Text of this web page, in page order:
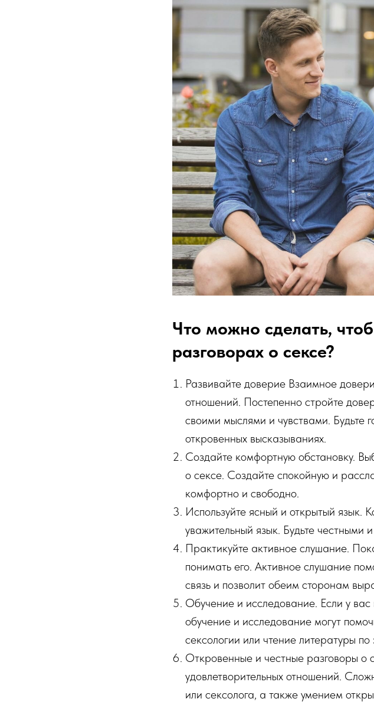
Что можно сделать,
разговорах о сексе?
Развивайте доверие Взаимное
отношений. Постепенно стройте
своими мыслями и чувствами. Будьте
откровенных высказываниях.
Создайте комфортную обстановку.
о сексе. Создайте спокойную и
комфортно и свободно.
Используйте ясный и открытый язык.
уважительный язык. Будьте честными
Практикуйте активное слушание.
понимать его. Активное слушание
связь и позволит обеим сторонам
Обучение и исследование. Если у
обучение и исследование могут
сексологии или чтение литературы
Откровенные и честные разговоры о
удовлетворительных отношений.
или сексолога, а также умением